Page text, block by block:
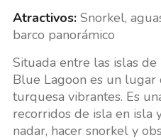
Atractivos:Snorkel,
barco panorámico
Situada entre las islas
Blue Lagoon es un lugar
turquesa vibrantes. Es
recorridos de isla en isla
nadar, hacer snorkel y